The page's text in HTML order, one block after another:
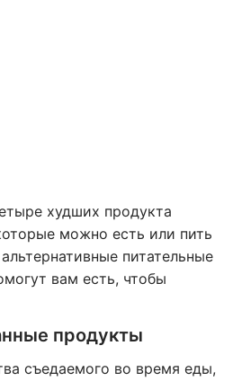
худших продукта
можно есть или пить
питательные
вам есть, чтобы
продукты
съедаемого во время еды,